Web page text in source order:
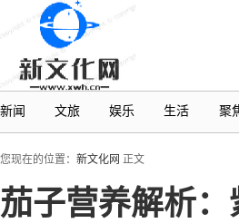
新闻 文旅 娱乐 生活 聚
您现在的位置： 新文化网 正文
茄子营养解析